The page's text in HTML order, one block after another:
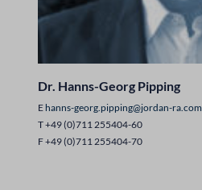
Dr. Hanns-Georg Pipping
Ehanns-georg.pipping@jordan-ra.com
T +49 (0)711 255404-60
F +49 (0)711 255404-70